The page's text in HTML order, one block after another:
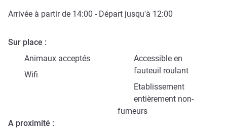
Arrivée à partir de 14:00 - Départ jusqu'à 12:00
Sur place
Animaux acceptés
Accessible en
fauteuil roulant
Wifi
Etablissement
entièrement non-
fumeurs
A proximité